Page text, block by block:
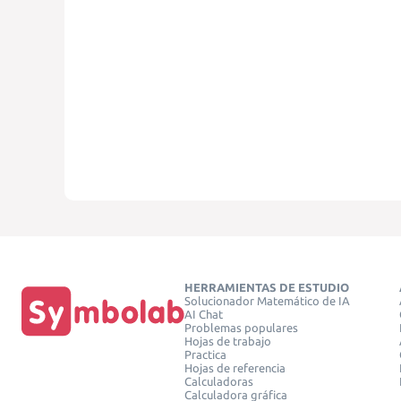
HERRAMIENTAS DE ESTUDIO
Solucionador Matemático de IA
AI Chat
Problemas populares
Hojas de trabajo
Practica
Hojas de referencia
Calculadoras
Calculadora gráfica